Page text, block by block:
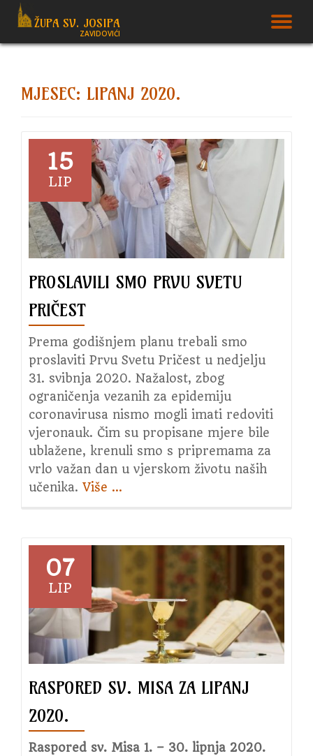
to
ŽUPA SV. JOSIPA
ZAVIDOVIĆI
MJESEC: LIPANJ 2020.
15
LIP
PROSLAVILI SMO PRVU SVETU
PRIČEST
Prema godišnjem planu trebali smo
proslaviti Prvu Svetu Pričest u nedjelju
31. svibnja 2020. Nažalost, zbog
ograničenja vezanih za epidemiju
coronavirusa nismo mogli imati redoviti
vjeronauk. Čim su propisane mjere bile
ublažene, krenuli smo s pripremama za
vrlo važan dan u vjerskom životu naših
učenika. Više about
Pričest
…
07
LIP
RASPORED SV. MISA ZA LIPANJ
2020.
Raspored sv. Misa 1. – 30. lipnja 2020.